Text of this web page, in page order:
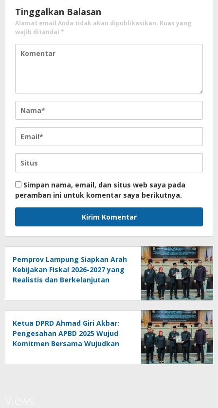
Tinggalkan Balasan
Alamat email Anda tidak akan dipublikasikan. Ruas yang
wajib ditandai *
Simpan nama, email, dan situs web saya pada
peramban ini untuk komentar saya berikutnya.
Pemprov Lampung Siapkan Arah
Kebijakan Fiskal 2026-2027 yang
Realistis dan Berkelanjutan
Ketua DPRD Ahmad Giri Akbar:
Pengesahan APBD 2025 Wujud
Komitmen Bersama Wujudkan